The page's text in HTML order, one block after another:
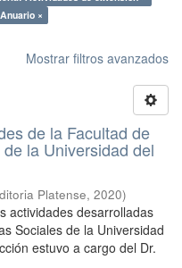
×
Mostrar filtros avanzados
de la Facultad de
la Universidad del
Platense, 2020)
actividades desarrolladas
Sociales de la Universidad
estuvo a cargo del Dr.